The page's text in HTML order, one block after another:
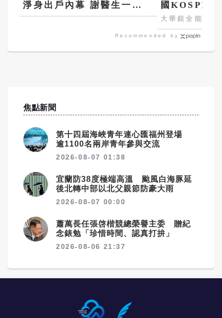
淨身出戶內幕 謝醫生一句
話：有病不是你
國KOSPI
大華銀全能行銷
Recommended by
焦點新聞
第十四屆海峽青年連心匯福州登場
逾1100名兩岸青年參與交流
2026-08-07 01:38
宜蘭防38度極端高溫 颱風白海豚延
後北轉中部以北父親節防豪大雨
2026-08-07 00:00
蕭萬長任張啓楷競總榮譽主委 贈紀
念錶勉「珍惜時間、認真打拚」
2026-08-06 21:37